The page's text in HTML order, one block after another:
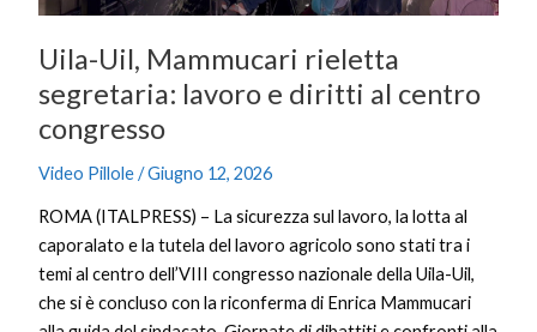
Uila-Uil, Mammucari rieletta
segretaria: lavoro e diritti al centro
congresso
Video Pillole/Giugno 12, 2026
ROMA (ITALPRESS) – La sicurezza sul lavoro, la lotta al
caporalato e la tutela del lavoro agricolo sono stati tra i
temi al centro dell’VIII congresso nazionale della Uila-Uil,
che si è concluso con la riconferma di Enrica Mammucari
congresso